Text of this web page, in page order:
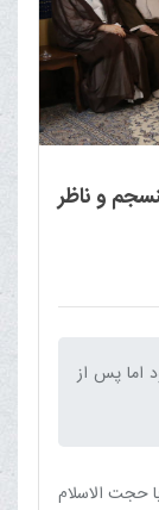
و ناظر
اما پس از
حجت الاسلام